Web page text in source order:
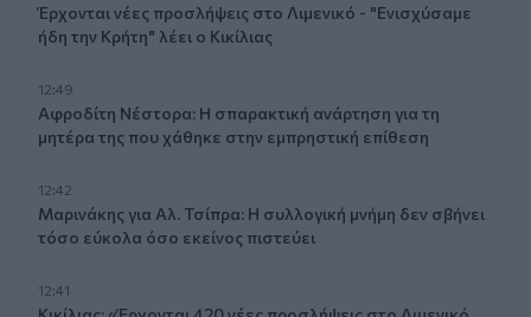
Έρχονται νέες προσλήψεις στο Λιμενικό - "Ενισχύσαμε
ήδη την Κρήτη" λέει ο Κικίλιας
12:49
Αφροδίτη Νέστορα: Η σπαρακτική ανάρτηση για τη
μητέρα της που χάθηκε στην εμπρηστική επίθεση
12:42
Μαρινάκης για Αλ. Τσίπρα: Η συλλογική μνήμη δεν σβήνει
τόσο εύκολα όσο εκείνος πιστεύει
12:41